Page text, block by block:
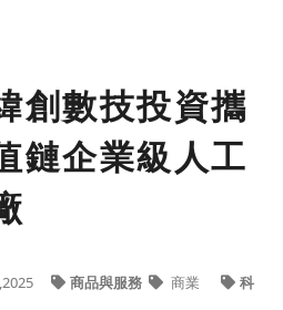
創數技投資攜
鏈企業級人工
商品與服務 商業 科